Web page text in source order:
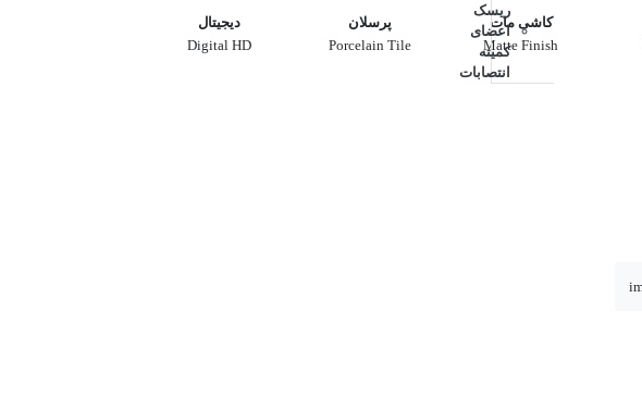
ریسک
اعضای
کمیته
انتصابات
کاشی مات
Matte Finish
پرسلان
Porcelain Tile
دیجیتال
Digital HD